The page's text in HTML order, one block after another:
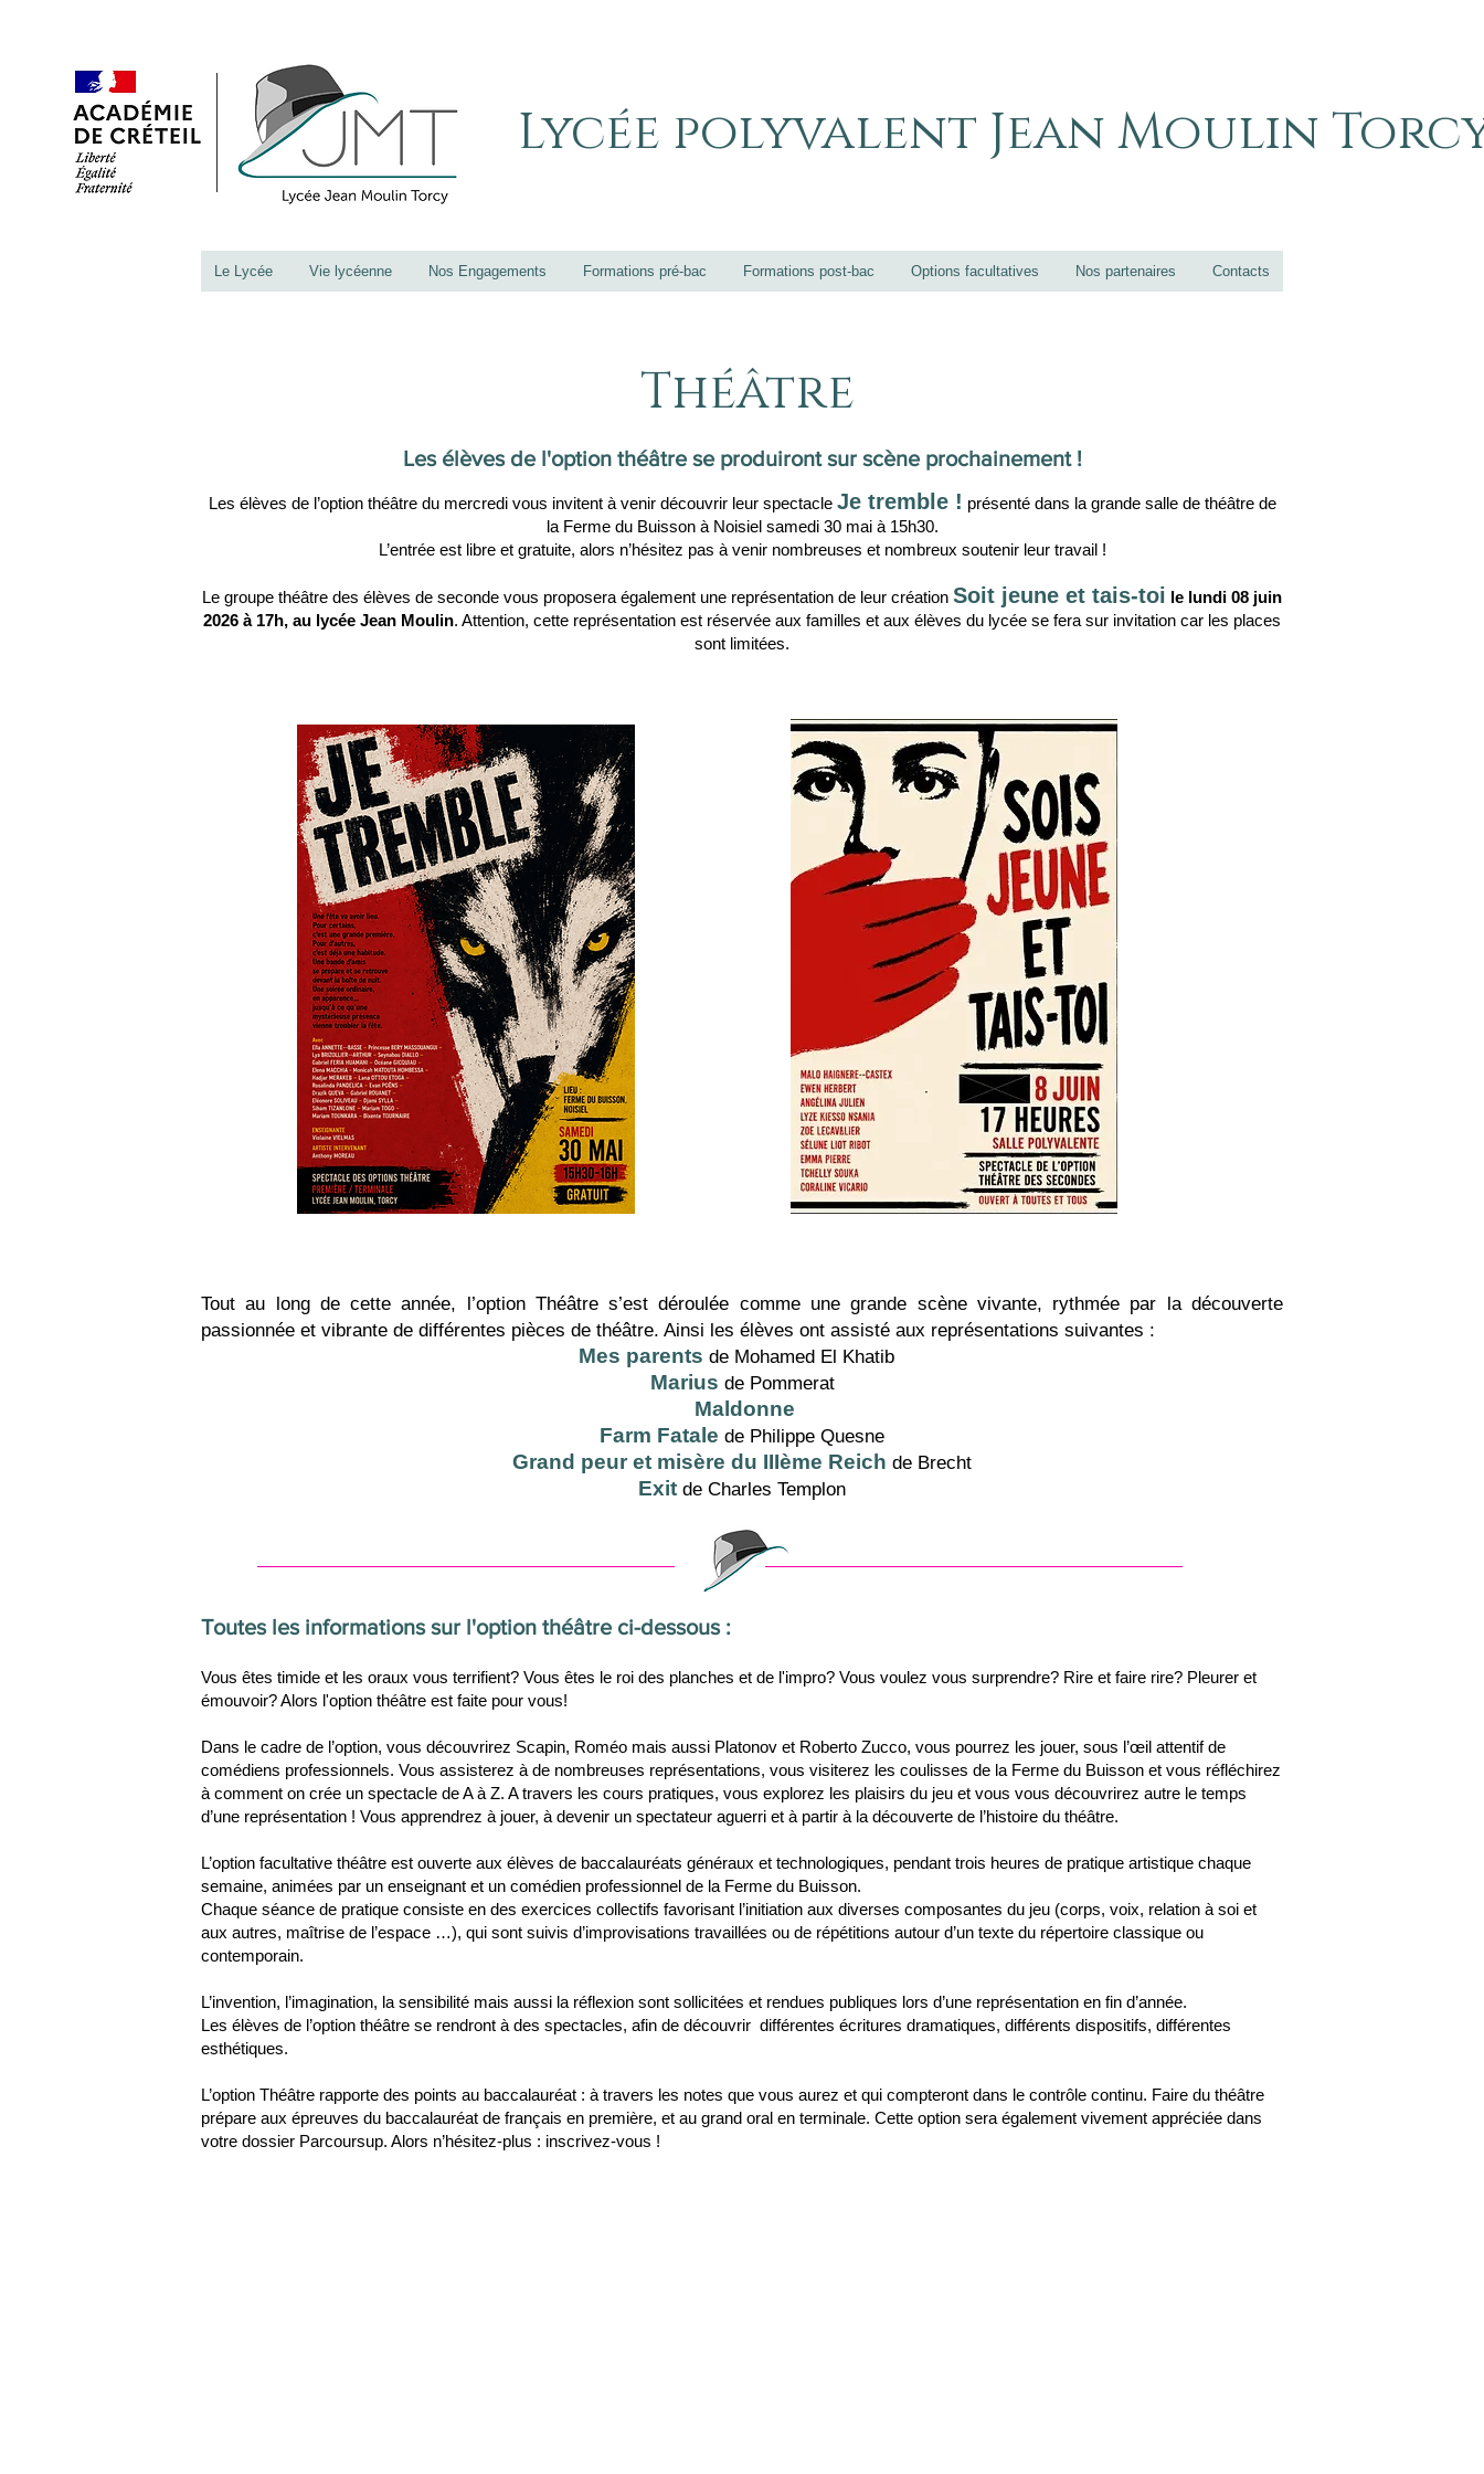
Lycée polyvalent Jean Moulin
Le Lycée Vie lycéenne Nos Engagements Formations pré-bac Formations post-bac Options facultatives Nos partenaires Contacts
Théâtre
Les élèves de l'option théâtre se produiront sur scène prochainement !
Les élèves de l’option théâtre du mercredi vous invitent à venir découvrir leur spectacle Je tremble ! présenté dans la grande salle de théâtre de
la Ferme du Buisson à Noisiel samedi 30 mai à 15h30.
L’entrée est libre et gratuite, alors n’hésitez pas à venir nombreuses et nombreux soutenir leur travail !
Le groupe théâtre des élèves de seconde vous proposera également une représentation de leur création Soit jeune et tais-toi le lundi 08 juin
2026 à 17h, au lycée Jean Moulin. Attention, cette représentation est réservée aux familles et aux élèves du lycée se fera sur invitation car les places
sont limitées.
Tout au long de cette année, l’option Théâtre s’est déroulée comme une grande scène vivante, rythmée par la découverte
passionnée et vibrante de différentes pièces de théâtre. Ainsi les élèves ont assisté aux représentations suivantes :
Mes parents de Mohamed El Khatib
Marius de Pommerat
Maldonne
Farm Fatale de Philippe Quesne
Grand peur et misère du IIIème Reich de Brecht
Exit de Charles Templon
Toutes les informations sur l'option théâtre ci-dessous :
Vous êtes timide et les oraux vous terrifient? Vous êtes le roi des planches et de l'impro? Vous voulez vous surprendre? Rire et faire rire? Pleurer et
émouvoir? Alors l'option théâtre est faite pour vous!
Dans le cadre de l’option, vous découvrirez Scapin, Roméo mais aussi Platonov et Roberto Zucco, vous pourrez les jouer, sous l’œil attentif de
comédiens professionnels. Vous assisterez à de nombreuses représentations, vous visiterez les coulisses de la Ferme du Buisson et vous réfléchirez
à comment on crée un spectacle de A à Z. A travers les cours pratiques, vous explorez les plaisirs du jeu et vous vous découvrirez autre le temps
d’une représentation ! Vous apprendrez à jouer, à devenir un spectateur aguerri et à partir à la découverte de l’histoire du théâtre.
L’option facultative théâtre est ouverte aux élèves de baccalauréats généraux et technologiques, pendant trois heures de pratique artistique chaque
semaine, animées par un enseignant et un comédien professionnel de la Ferme du Buisson.
Chaque séance de pratique consiste en des exercices collectifs favorisant l’initiation aux diverses composantes du jeu (corps, voix, relation à soi et
aux autres, maîtrise de l’espace …), qui sont suivis d’improvisations travaillées ou de répétitions autour d’un texte du répertoire classique ou
contemporain.
L’invention, l’imagination, la sensibilité mais aussi la réflexion sont sollicitées et rendues publiques lors d’une représentation en fin d’année.
Les élèves de l’option théâtre se rendront à des spectacles, afin de découvrir différentes écritures dramatiques, différents dispositifs, différentes
esthétiques.
L’option Théâtre rapporte des points au baccalauréat : à travers les notes que vous aurez et qui compteront dans le contrôle continu. Faire du théâtre
prépare aux épreuves du baccalauréat de français en première, et au grand oral en terminale. Cette option sera également vivement appréciée dans
votre dossier Parcoursup. Alors n’hésitez-plus : inscrivez-vous !